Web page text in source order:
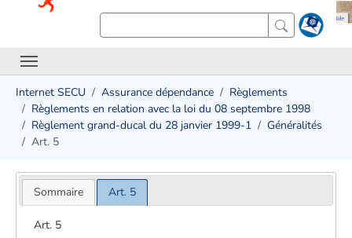
Internet SECU Assurance dépendance
Règlements
Règlements en relation avec la loi du 08 septembre 1998
Règlement grand-ducal du 28 janvier 1999-1
Généralités
Art. 5
Sommaire Art. 5
Art. 5